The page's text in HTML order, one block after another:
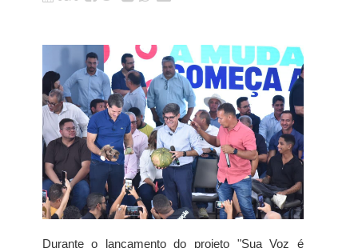
Durante o lançamento do projeto "Sua Voz é